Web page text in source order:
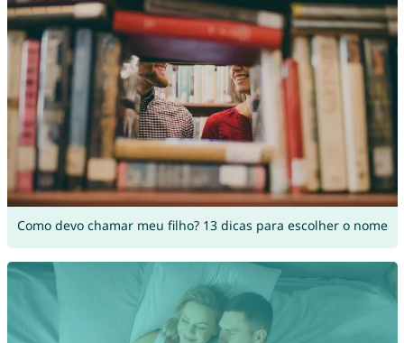
Como devo chamar meu filho? 13 dicas para escolher o nome